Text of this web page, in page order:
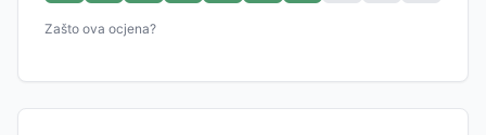
Zašto ova ocjena?